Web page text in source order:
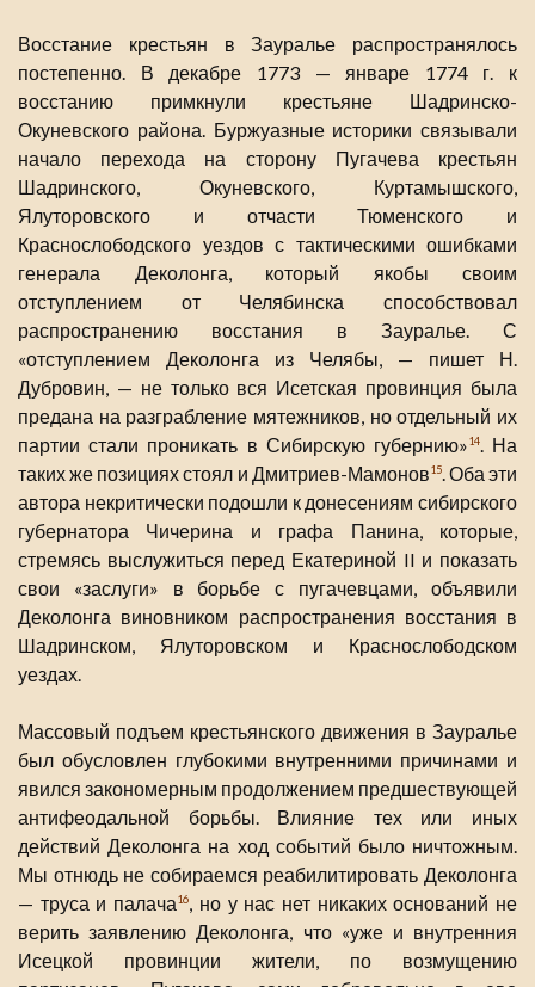
Восстание крестьян в Зауралье распространялось
постепенно. В декабре 1773 — январе 1774 г. к
восстанию примкнули крестьяне Шадринско-
Окуневского района. Буржуазные историки связывали
начало перехода на сторону Пугачева крестьян
Шадринского, Окуневского, Куртамышского,
Ялуторовского и отчасти Тюменского и
Краснослободского уездов с тактическими ошибками
генерала Деколонга, который якобы своим
отступлением от Челябинска способствовал
распространению восстания в Зауралье. С
«отступлением Деколонга из Челябы, — пишет Н.
Дубровин, — не только вся Исетская провинция была
предана на разграбление мятежников, но отдельный их
партии стали проникать в Сибирскую губернию»14. На
таких же позициях стоял и Дмитриев-Мамонов15. Оба эти
автора некритически подошли к донесениям сибирского
губернатора Чичерина и графа Панина, которые,
стремясь выслужиться перед Екатериной II и показать
свои «заслуги» в борьбе с пугачевцами, объявили
Деколонга виновником распространения восстания в
Шадринском, Ялуторовском и Краснослободском
уездах.
Массовый подъем крестьянского движения в Зауралье
был обусловлен глубокими внутренними причинами и
явился закономерным продолжением предшествующей
антифеодальной борьбы. Влияние тех или иных
действий Деколонга на ход событий было ничтожным.
Мы отнюдь не собираемся реабилитировать Деколонга
— труса и палача16, но у нас нет никаких оснований не
верить заявлению Деколонга, что «уже и внутренния
Исецкой провинции жители, по возмущению